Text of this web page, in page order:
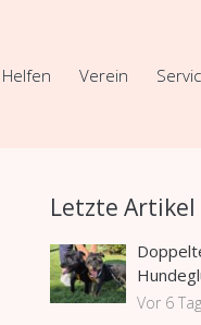
Helfen Verein
Letzte Artikel
Vor 6